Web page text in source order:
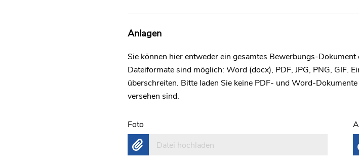
Anlagen
Sie können hier entweder ein gesamtes Bewerbungs-
Dateiformate sind möglich: Word (docx), PDF, JPG, PNG, GIF.
überschreiten. Bitte laden Sie keine PDF- und Word-
versehen sind.
Foto
Datei hochladen